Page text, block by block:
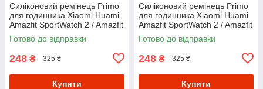
Силіконовий ремінець Primo
для годинника Xiaomi Huami
Amazfit SportWatch 2 / Amazfit
Stratos - Light Green
Готово до відправки
248 ₴ 325 ₴
Купити
Силіконовий ремінець Primo
для годинника Xiaomi Huami
Amazfit SportWatch 2 / Amazfit
Stratos - Yellow
Готово до відправки
248 ₴ 325 ₴
Купити